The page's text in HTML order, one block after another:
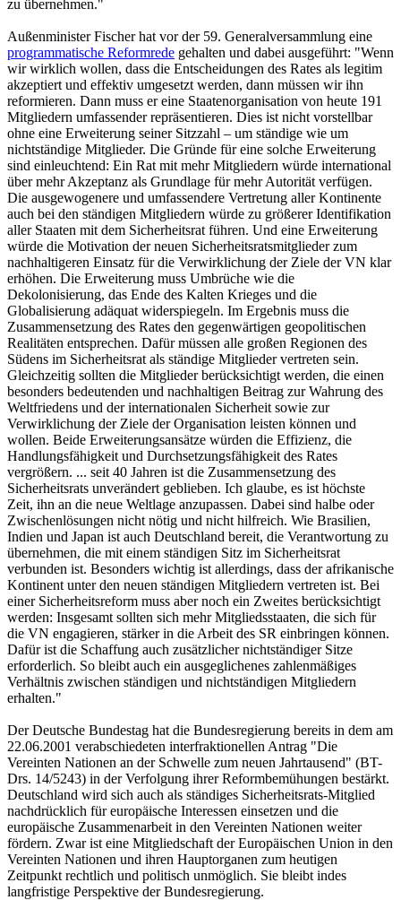
zu übernehmen."
Außenminister Fischer hat vor der 59. Generalversammlung eine
programmatische Reformrede gehalten und dabei ausgeführt: "Wenn
wir wirklich wollen, dass die Entscheidungen des Rates als legitim
akzeptiert und effektiv umgesetzt werden, dann müssen wir ihn
reformieren. Dann muss er eine Staatenorganisation von heute 191
Mitgliedern umfassender repräsentieren. Dies ist nicht vorstellbar
ohne eine Erweiterung seiner Sitzzahl – um ständige wie um
nichtständige Mitglieder. Die Gründe für eine solche Erweiterung
sind einleuchtend: Ein Rat mit mehr Mitgliedern würde international
über mehr Akzeptanz als Grundlage für mehr Autorität verfügen.
Die ausgewogenere und umfassendere Vertretung aller Kontinente
auch bei den ständigen Mitgliedern würde zu größerer Identifikation
aller Staaten mit dem Sicherheitsrat führen. Und eine Erweiterung
würde die Motivation der neuen Sicherheitsratsmitglieder zum
nachhaltigeren Einsatz für die Verwirklichung der Ziele der VN klar
erhöhen. Die Erweiterung muss Umbrüche wie die
Dekolonisierung, das Ende des Kalten Krieges und die
Globalisierung adäquat widerspiegeln. Im Ergebnis muss die
Zusammensetzung des Rates den gegenwärtigen geopolitischen
Realitäten entsprechen. Dafür müssen alle großen Regionen des
Südens im Sicherheitsrat als ständige Mitglieder vertreten sein.
Gleichzeitig sollten die Mitglieder berücksichtigt werden, die einen
besonders bedeutenden und nachhaltigen Beitrag zur Wahrung des
Weltfriedens und der internationalen Sicherheit sowie zur
Verwirklichung der Ziele der Organisation leisten können und
wollen. Beide Erweiterungsansätze würden die Effizienz, die
Handlungsfähigkeit und Durchsetzungsfähigkeit des Rates
vergrößern. ... seit 40 Jahren ist die Zusammensetzung des
Sicherheitsrats unverändert geblieben. Ich glaube, es ist höchste
Zeit, ihn an die neue Weltlage anzupassen. Dabei sind halbe oder
Zwischenlösungen nicht nötig und nicht hilfreich. Wie Brasilien,
Indien und Japan ist auch Deutschland bereit, die Verantwortung zu
übernehmen, die mit einem ständigen Sitz im Sicherheitsrat
verbunden ist. Besonders wichtig ist allerdings, dass der afrikanische
Kontinent unter den neuen ständigen Mitgliedern vertreten ist. Bei
einer Sicherheitsreform muss aber noch ein Zweites berücksichtigt
werden: Insgesamt sollten sich mehr Mitgliedsstaaten, die sich für
die VN engagieren, stärker in die Arbeit des SR einbringen können.
Dafür ist die Schaffung auch zusätzlicher nichtständiger Sitze
erforderlich. So bleibt auch ein ausgeglichenes zahlenmäßiges
Verhältnis zwischen ständigen und nichtständigen Mitgliedern
erhalten."
Der Deutsche Bundestag hat die Bundesregierung bereits in dem am
22.06.2001 verabschiedeten interfraktionellen Antrag "Die
Vereinten Nationen an der Schwelle zum neuen Jahrtausend" (BT-
Drs. 14/5243) in der Verfolgung ihrer Reformbemühungen bestärkt.
Deutschland wird sich auch als ständiges Sicherheitsrats-Mitglied
nachdrücklich für europäische Interessen einsetzen und die
europäische Zusammenarbeit in den Vereinten Nationen weiter
fördern. Zwar ist eine Mitgliedschaft der Europäischen Union in den
Vereinten Nationen und ihren Hauptorganen zum heutigen
Zeitpunkt rechtlich und politisch unmöglich. Sie bleibt indes
langfristige Perspektive der Bundesregierung.